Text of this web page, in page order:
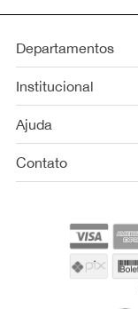
Departamentos
Institucional
Ajuda
Contato